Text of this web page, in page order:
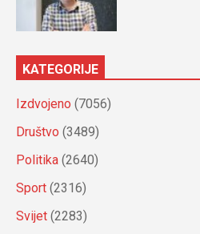
KATEGORIJE
Izdvojeno (7056)
Društvo (3489)
Politika (2640)
Sport (2316)
Svijet (2283)